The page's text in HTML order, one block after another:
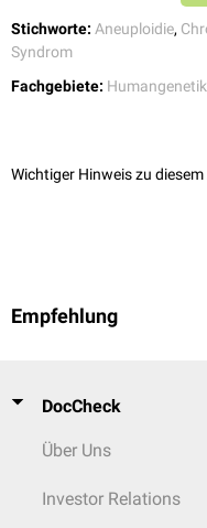
Stichworte: Aneuploidie,
Syndrom
Fachgebiete: Humangenetik
Wichtiger Hinweis zu
Empfehlung
DocCheck
Über Uns
Investor Relations